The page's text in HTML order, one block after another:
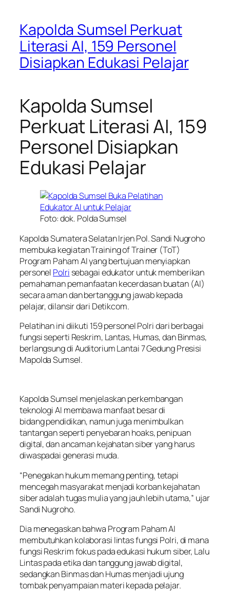
Kapolda Sumsel Perkuat
Literasi AI, 159 Personel
Disiapkan Edukasi Pelajar
Kapolda Sumsel
Perkuat Literasi AI, 159
Personel Disiapkan
Edukasi Pelajar
Foto: dok. Polda Sumsel
Kapolda Sumatera Selatan Irjen Pol. Sandi Nugroho
membuka kegiatan Training of Trainer (ToT)
Program Paham AI yang bertujuan menyiapkan
personel Polri sebagai edukator untuk memberikan
pemahaman pemanfaatan kecerdasan buatan (AI)
secara aman dan bertanggung jawab kepada
pelajar, dilansir dari Detikcom.
Pelatihan ini diikuti 159 personel Polri dari berbagai
fungsi seperti Reskrim, Lantas, Humas, dan Binmas,
berlangsung di Auditorium Lantai 7 Gedung Presisi
Mapolda Sumsel.
Kapolda Sumsel menjelaskan perkembangan
teknologi AI membawa manfaat besar di
bidang pendidikan, namun juga menimbulkan
tantangan seperti penyebaran hoaks, penipuan
digital, dan ancaman kejahatan siber yang harus
diwaspadai generasi muda.
“Penegakan hukum memang penting, tetapi
mencegah masyarakat menjadi korban kejahatan
siber adalah tugas mulia yang jauh lebih utama,” ujar
Sandi Nugroho.
Dia menegaskan bahwa Program Paham AI
membutuhkan kolaborasi lintas fungsi Polri, di mana
fungsi Reskrim fokus pada edukasi hukum siber, Lalu
Lintas pada etika dan tanggung jawab digital,
sedangkan Binmas dan Humas menjadi ujung
tombak penyampaian materi kepada pelajar.